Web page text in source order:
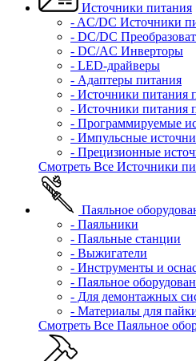
Источники питания
- AC/DC Источники
- DC/DC
- DC/AC Инверторы
- LED-драйверы
- Адаптеры питания
- Источники питания
- Источники питания
- Программируемые
- Импульсные
- Прецизионные
Смотреть Все Источники
Паяльное
- Паяльники
- Паяльные станции
- Выжигатели
- Инструменты и
- Паяльное
- Для демонтажных
- Материалы для
Смотреть Все Паяльное